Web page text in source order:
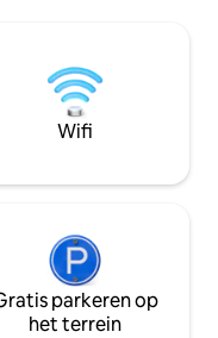
de
Wifi
parkeren op
het terrein